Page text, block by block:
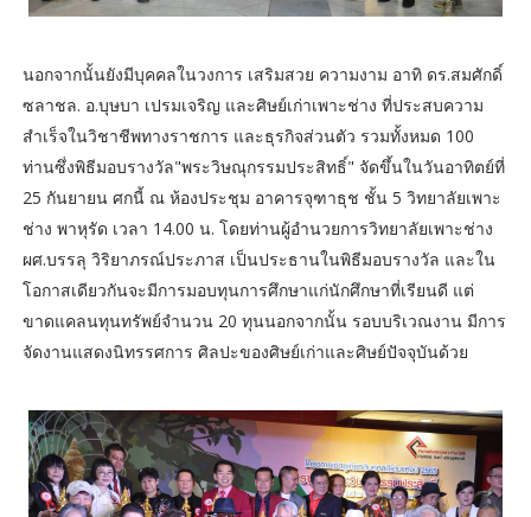
นอกจากนั้นยังมีบุคคลในวงการ เสริมสวย ความงาม อาทิ ดร.สมศักดิ์
ซลาชล. อ.บุษบา เปรมเจริญ และศิษย์เก่าเพาะช่าง ที่ประสบความ
สำเร็จในวิชาชีพทางราชการ และธุรกิจส่วนตัว รวมทั้งหมด 100
ท่านซึ่งพิธีมอบรางวัล"พระวิษณุกรรมประสิทธิ์" จัดขึ้นในวันอาทิตย์ที่
25 กันยายน ศกนี้ ณ ห้องประชุม อาคารจุฑาธุช ชั้น 5 วิทยาลัยเพาะ
ช่าง พาหุรัด เวลา 14.00 น. โดยท่านผู้อำนวยการวิทยาลัยเพาะช่าง
ผศ.บรรลุ วิริยาภรณ์ประภาส เป็นประธานในพิธีมอบรางวัล และใน
โอกาสเดียวกันจะมีการมอบทุนการศึกษาแก่นักศึกษาที่เรียนดี แต่
ขาดแคลนทุนทรัพย์จำนวน 20 ทุนนอกจากนั้น รอบบริเวณงาน มีการ
จัดงานแสดงนิทรรศการ ศิลปะของศิษย์เก่าและศิษย์ปัจจุบันด้วย